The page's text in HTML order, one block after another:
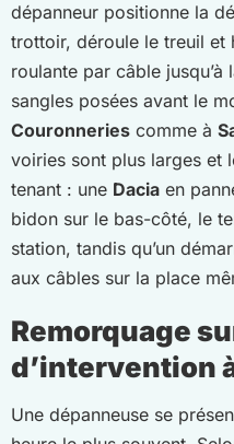
dépanneur positionne la
trottoir, déroule le treuil et
roulante par câble
sangles posées avant le
Couronneries comme à
voiries sont plus larges et
tenant : une Dacia en
bidon sur le bas-côté, le
station, tandis qu’un
aux câbles sur la place
Remorquage
d’intervention
Une dépanneuse se